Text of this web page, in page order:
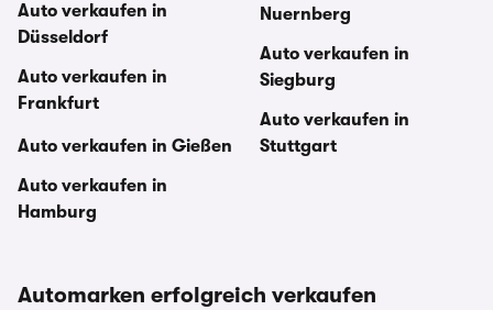
Auto verkaufen in
Düsseldorf
Auto verkaufen in
Frankfurt
Auto verkaufen in Gießen
Auto verkaufen in
Hamburg
Nuernberg
Auto verkaufen in
Siegburg
Auto verkaufen in
Stuttgart
Automarken erfolgreich verkaufen